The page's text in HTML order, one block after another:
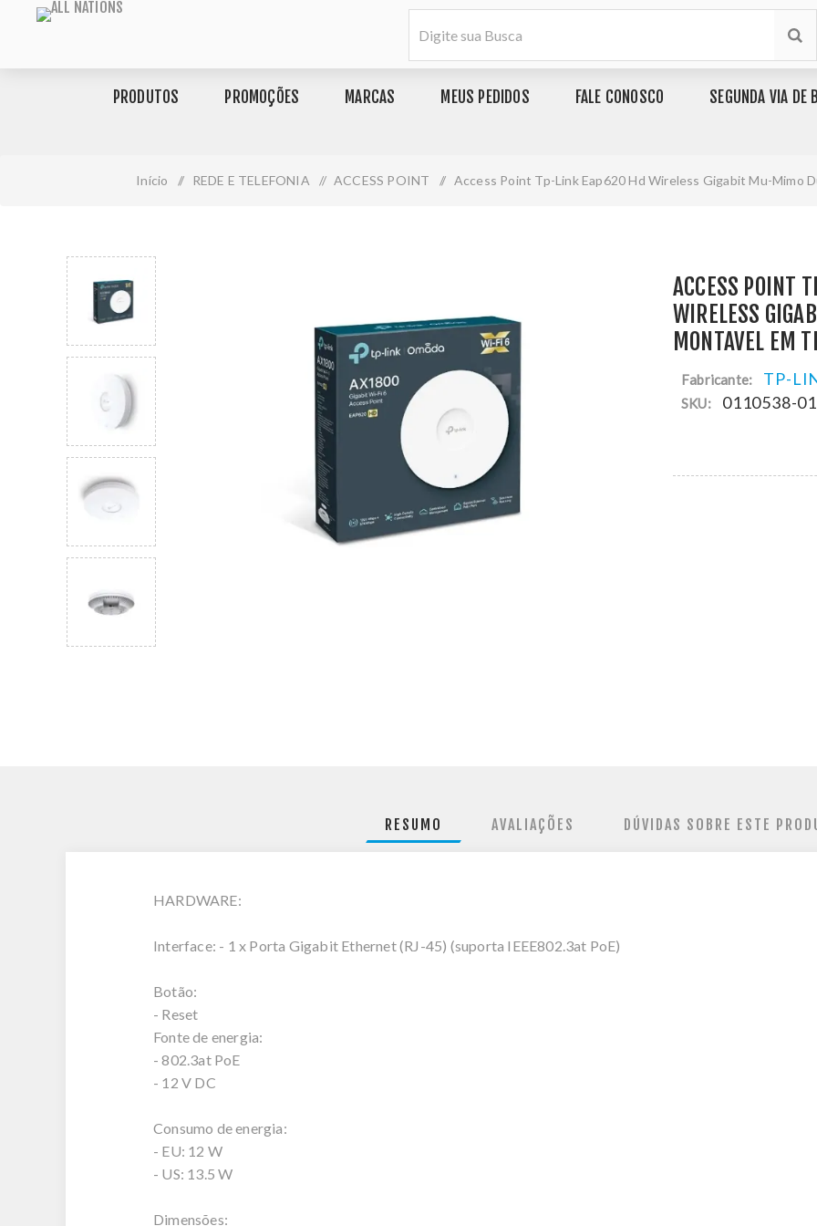
PRODUTOS PROMOÇÕES MARCAS MEUS PEDIDOS FALE CONOSCO SEGUNDA VIA DE
Início / REDE E TELEFONIA / ACCESS POINT / Access Point Tp-Link Eap620 Hd Wireless Gigabit Mu-Mimo
ACCESS POINT
WIRELESS
MONTAVEL EM
Fabricante: TP-
SKU: 0110538-01
RESUMO AVALIAÇÕES DÚVIDAS SOBRE ESTE
HARDWARE:
Interface: - 1 x Porta Gigabit Ethernet (RJ-45) (suporta IEEE802.3at PoE)
Botão:
- Reset
Fonte de energia:
- 802.3at PoE
- 12 V DC
Consumo de energia:
- EU: 12 W
- US: 13.5 W
Dimensões: